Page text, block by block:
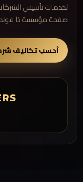
لخدمات تأسيس
صفحة مؤسسة ذا
أحسب تكاليف